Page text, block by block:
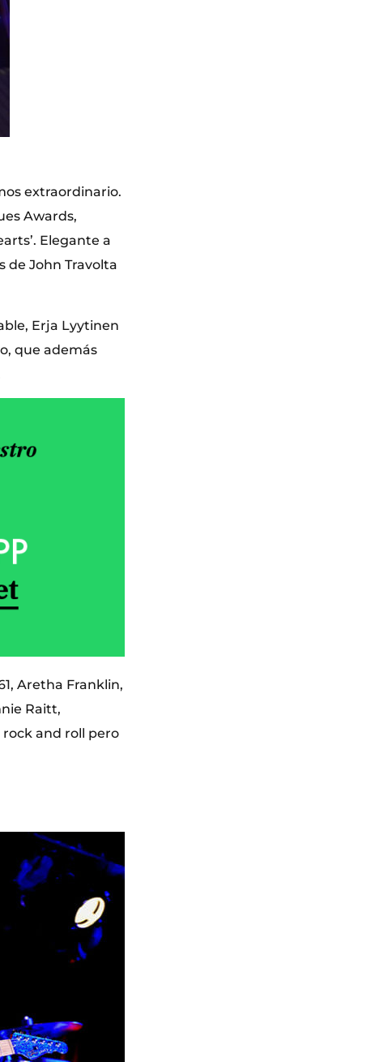
extraordinario.
Awards,
Elegante a
de John Travolta
Erja Lyytinen
que además
Aretha Franklin,
Raitt,
rock and roll pero